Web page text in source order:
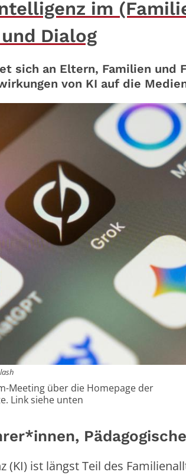
im
Dialog
sich an Eltern, Familien und
von KI auf die
Meeting über die Homepage der
Link siehe unten
(KI) ist längst Teil des